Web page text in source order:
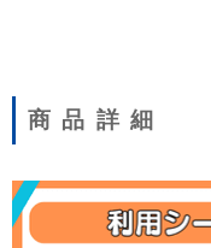
商品詳細